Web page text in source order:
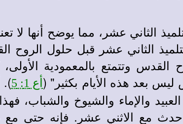
الثاني عشر، مما يوضح أنها لا
الثاني عشر قبل حلول الروح
وتتمتع بالمعمودية
بعد هذه الأيام بكثير" ( أع 1: 5
).
والإماء والشيوخ والشباب،
مع الاثني عشر. فإنه حتى مع